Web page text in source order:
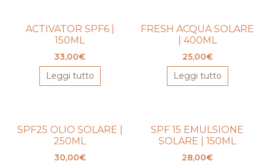
ACTIVATOR SPF6 |
150ML
33,00€
Leggi tutto
FRESH ACQUA SOLARE
| 400ML
25,00€
Leggi tutto
SPF25 OLIO SOLARE |
250ML
30,00€
SPF 15 EMULSIONE
SOLARE | 150ML
28,00€